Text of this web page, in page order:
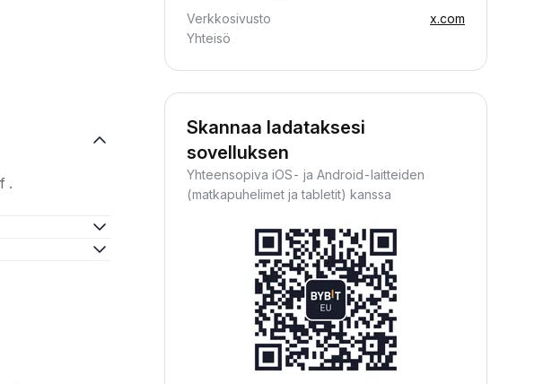
.
Verkkosivusto
x.com
Yhteisö
Skannaa ladataksesi
sovelluksen
Yhteensopiva iOS- ja Android-laitteiden
(matkapuhelimet ja tabletit) kanssa